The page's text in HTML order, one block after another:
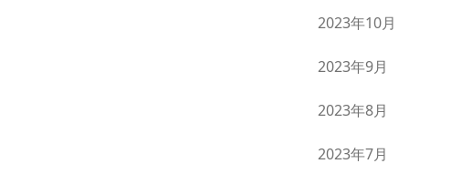
2023年10月
2023年9月
2023年8月
2023年7月